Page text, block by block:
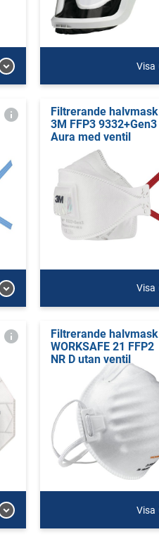
Visa
Filtrerande halvmask
3M FFP3 9332+Gen3
Aura med ventil
Visa
Filtrerande halvmask
WORKSAFE 21 FFP2
NR D utan ventil
Visa